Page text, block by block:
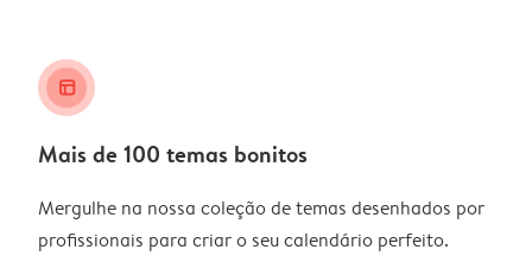
layout_alt
Mais de 100 temas bonitos
Mergulhe na nossa coleção de temas desenhados por
profissionais para criar o seu calendário perfeito.